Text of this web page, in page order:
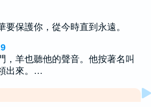
要保護你，從今時直到永遠。
，羊也聽他的聲音。他按著名叫
出來。…